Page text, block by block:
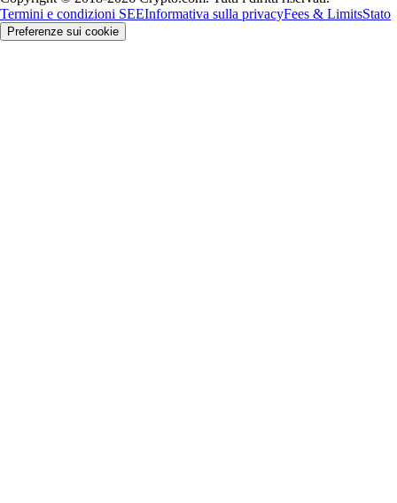
Termini e condizioni SEEInformativa sulla privacyFees & LimitsStato
Preferenze sui cookie